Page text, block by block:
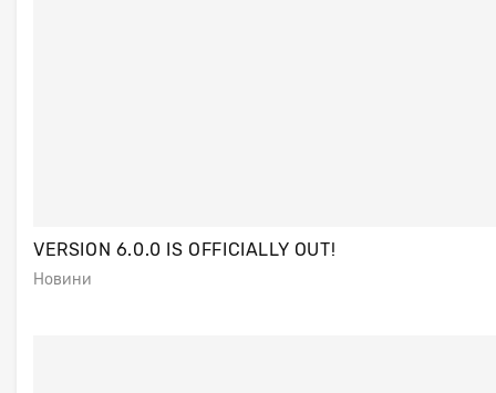
VERSION 6.0.0 IS OFFICIALLY OUT!
Новини